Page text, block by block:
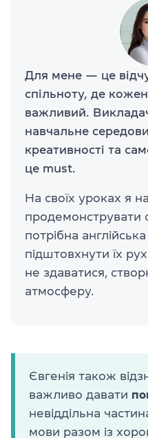
Для мене — це
спільноту, де
важливий.
навчальне
креативності та
це must.
На своїх уроках я
продемонструвати
потрібна
підштовхнути їх
не здаватися,
атмосферу.
Євгенія також
важливо давати
невіддільна
мови разом із